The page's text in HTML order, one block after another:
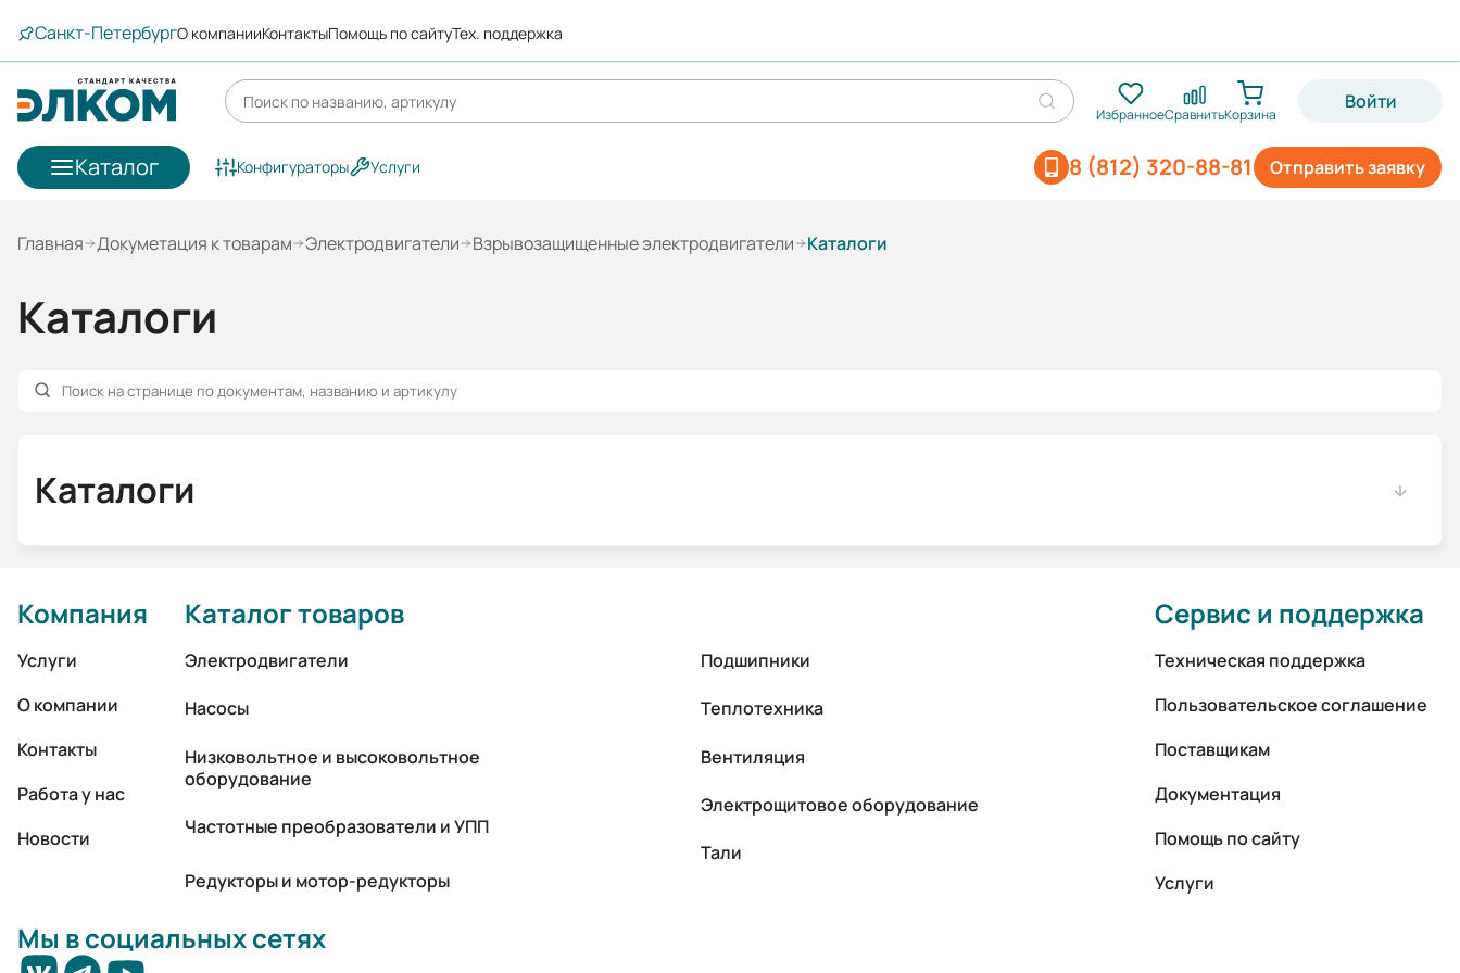
Санкт-ПетербургО компанииКонтактыПомощь по сайтуТех. поддержка
ИзбранноеСравнитьКорзина
Войти
Каталог Отправить заявку
8 (812) 320-88-81
Конфигураторы Услуги
Главная Докуметация к товарам Электродвигатели Взрывозащищенные электродвигатели Каталоги
Каталоги
Каталоги
Компания
Услуги
О компании
Контакты
Работа у нас
Новости
Каталог товаров
Электродвигатели
Насосы
Низковольтное и высоковольтное
оборудование
Частотные преобразователи и УПП
Редукторы и мотор-редукторы
Подшипники
Теплотехника
Вентиляция
Электрощитовое оборудование
Тали
Сервис и поддержка
Техническая поддержка
Пользовательское соглашение
Поставщикам
Документация
Помощь по сайту
Услуги
Мы в социальных сетях